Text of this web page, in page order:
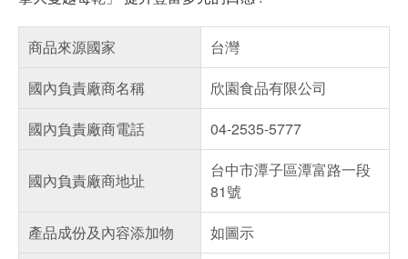
商品來源國家
台灣
國內負責廠商名稱
欣園食品有限公司
國內負責廠商電話
04-2535-5777
國內負責廠商地址
台中市潭子區潭富路一段
81號
產品成份及內容添加物
如圖示